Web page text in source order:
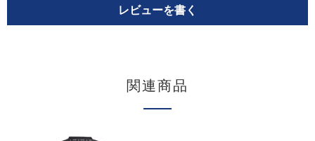
レビューを書く
関連商品